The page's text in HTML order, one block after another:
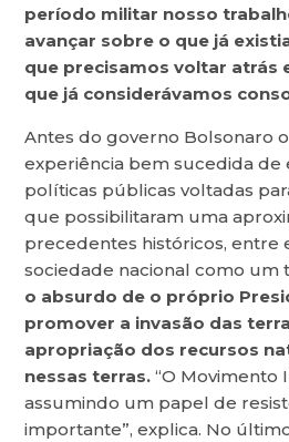
período militar nosso
avançar sobre o que já
que precisamos voltar atrás
que já considerávamos
Antes do governo Bolsonaro
experiência bem sucedida de
políticas públicas voltadas
que possibilitaram uma
precedentes históricos, entre
sociedade nacional como um
o absurdo de o próprio
promover a invasão das
apropriação dos recursos
nessas terras. “O Movimento
assumindo um papel de
importante”, explica. No